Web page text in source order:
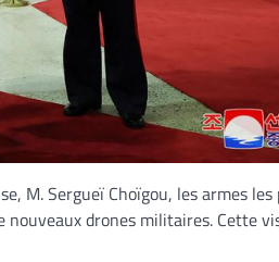
M. Sergueï Choïgou, les armes les
nouveaux drones militaires. Cette